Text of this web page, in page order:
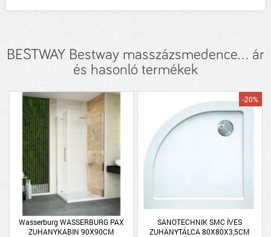
BESTWAY Bestway masszázsmedence... ár
és hasonló termékek
Wasserburg WASSERBURG PAX
ZUHANYKABIN 90X90CM
SANOTECHNIK SMC ÍVES
ZUHANYTÁLCA 80X80X3,5CM
-20%